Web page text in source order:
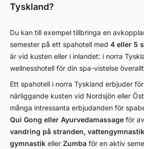
Tyskland?
Du kan till exempel tillbringa en
semester på ett spahotell med 4 eller 5
är vid kusten eller i inlandet: i norra
wellnesshotell för din spa-vistelse
Ett spahotell i norra Tyskland erbjuder
närliggande kusten vid Nordsjön eller
många intressanta erbjudanden för
Qui Gong eller Ayurvedamassage för
vandring på stranden,
gymnastik eller Zumba för en aktiv